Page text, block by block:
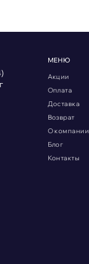
МЕНЮ
Акции
Оплата
Доставка
Возврат
О компании
Блог
Контакты